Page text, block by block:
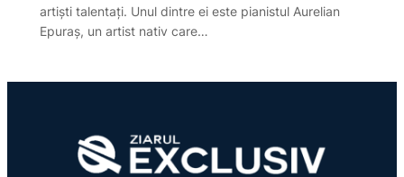
artiști talentați. Unul dintre ei este pianistul Aurelian
Epuraș, un artist nativ care…